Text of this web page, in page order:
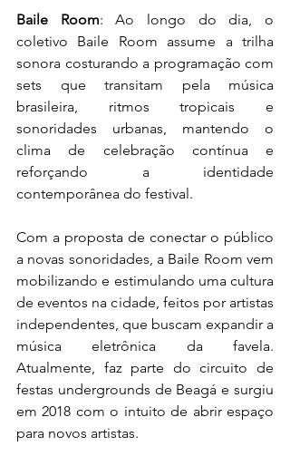
Baile Room: Ao longo do dia, o
coletivo Baile Room assume a trilha
sonora costurando a programação com
sets que transitam pela música
brasileira, ritmos tropicais e
sonoridades urbanas, mantendo o
clima de celebração contínua e
reforçando a identidade
contemporânea do festival.
Com a proposta de conectar o público
a novas sonoridades, a Baile Room vem
mobilizando e estimulando uma cultura
de eventos na cidade, feitos por artistas
independentes, que buscam expandir a
música eletrônica da favela.
Atualmente, faz parte do circuito de
festas undergrounds de Beagá e surgiu
em 2018 com o intuito de abrir espaço
para novos artistas.